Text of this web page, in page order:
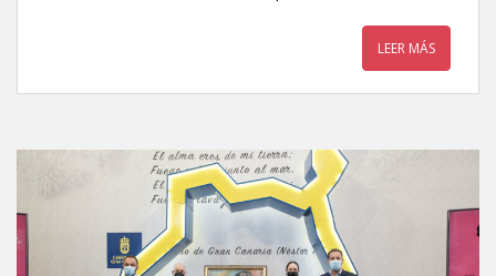
LEER MÁS